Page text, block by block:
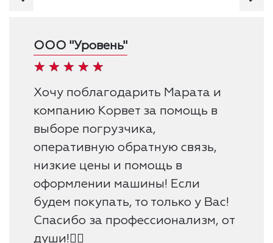
ООО "Уровень"
Хочу поблагодарить Марата и
компанию Корвет за помощь в
выборе погрузчика,
оперативную обратную связь,
низкие цены и помощь в
оформлении машины! Если
будем покупать, то только у Вас!
Спасибо за профессионализм, от
души!👍🏻